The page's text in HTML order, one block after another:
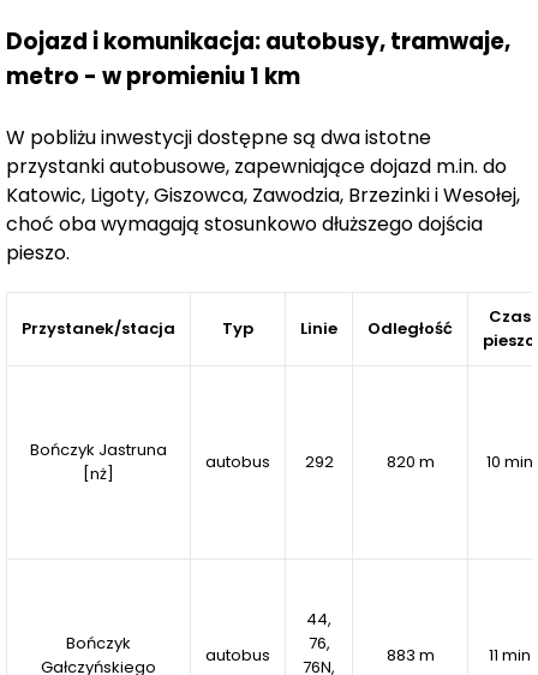
60 m², co stwarza dogodne warunki do prowadzenia
działalności handlowo-usługowej.
Atutem inwestycji jest także jej lokalizacja. W
bezpośrednim otoczeniu dostępna jestrozwinięta
infrastruktura, obejmująca galerię handlową Quick
Park, halę widowiskowo-sportową MOSiR Mysłowice,
salony urody, kompleks bankietowo-konferencyjny
żłobki, przedszkola i szkoły. W pobliżu znajdują się
również tereny rekreacyjne sprzyjające aktywnemu
wypoczynkowi. Dodatkowo inwestycja zapewnia
miastami Górnośląsko-Zagłębiowskiej Metropolii.
Dojazd i komunikacja: autobusy, tramwaje,
metro - w promieniu 1 km
W pobliżu inwestycji dostępne są dwa istotne
przystanki autobusowe, zapewniające dojazd m.in. do
Katowic, Ligoty, Giszowca, Zawodzia, Brzezinki i Wesołej,
choć oba wymagają stosunkowo dłuższego dojścia
pieszo.
Przystanek/stacja Typ Linie Odległość
Czas
pieszo
Bończyk Jastruna
[nż]
autobus 292 820 m 10 min
Bończyk
Gałczyńskiego
autobus
44,
76,
76N,
883 m 11 min